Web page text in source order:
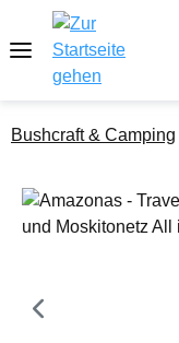
springen
Bushcraft & Camping
Bildergalerie